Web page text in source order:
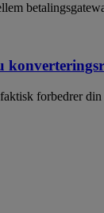
forbedrer din